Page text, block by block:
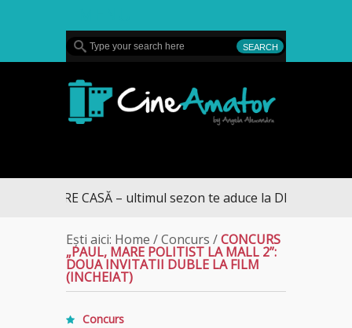
SPRE CASĂ – ultimul sezon te aduce la DIVA
Ești aici: Home /Concurs /CONCURS
„PAUL, MARE POLITIST LA MALL 2”:
DOUA INVITATII DUBLE LA FILM
(INCHEIAT)
Concurs